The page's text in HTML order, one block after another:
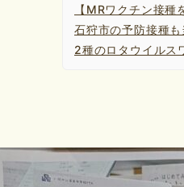
【MRワクチン接
石狩市の予防接種
2種のロタウイルス